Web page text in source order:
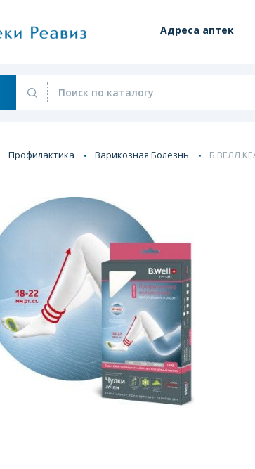
Адреса аптек
Профилактика Варикозная Болезнь Б.ВЕЛЛ